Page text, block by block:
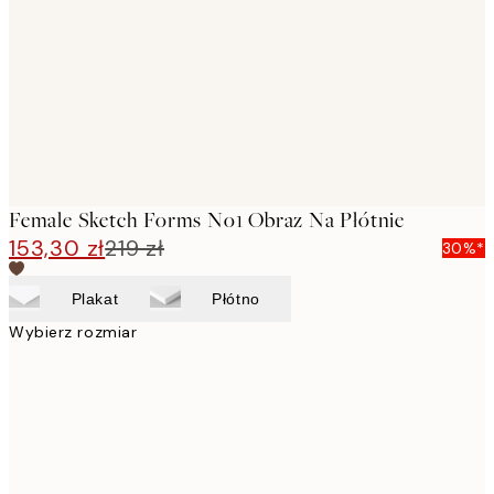
Female Sketch Forms No1 Obraz Na Płótnie
153,30 zł219 zł 30%*
Plakat Płótno
Wybierz rozmiar